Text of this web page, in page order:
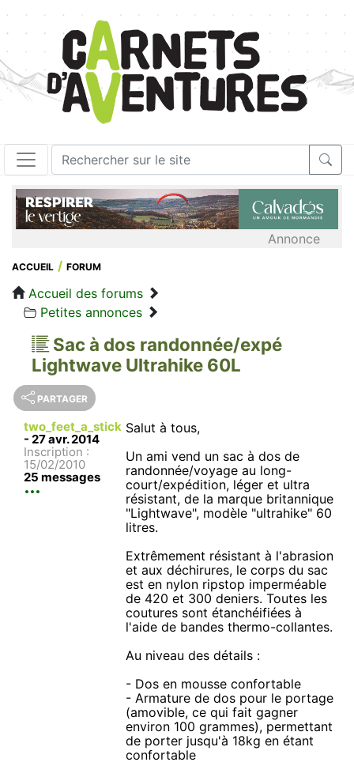
Annonce
ACCUEIL FORUM
Accueil des forums
Petites annonces
Sac à dos randonnée/expé
Lightwave Ultrahike 60L
PARTAGER
two_feet_a_stick
- 27 avr. 2014
Inscription :
15/02/2010
25 messages
Salut à tous,
Un ami vend un sac à dos de
randonnée/voyage au long-
court/expédition, léger et ultra
résistant, de la marque britannique
"Lightwave", modèle "ultrahike" 60
litres.
Extrêmement résistant à l'abrasion
et aux déchirures, le corps du sac
est en nylon ripstop imperméable
de 420 et 300 deniers. Toutes les
coutures sont étanchéifiées à
l'aide de bandes thermo-collantes.
Au niveau des détails :
- Dos en mousse confortable
- Armature de dos pour le portage
(amovible, ce qui fait gagner
environ 100 grammes), permettant
de porter jusqu'à 18kg en étant
confortable